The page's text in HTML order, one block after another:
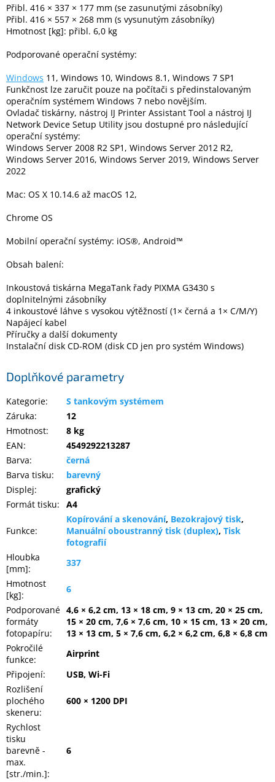
Přibl. 416 × 337 × 177 mm (se zasunutými zásobníky)
Přibl. 416 × 557 × 268 mm (s vysunutým zásobníky)
Hmotnost [kg]: přibl. 6,0 kg
Podporované operační systémy:
Windows 11, Windows 10, Windows 8.1, Windows 7 SP1
Funkčnost lze zaručit pouze na počítači s předinstalovaným
operačním systémem Windows 7 nebo novějším.
Ovladač tiskárny, nástroj IJ Printer Assistant Tool a nástroj IJ
Network Device Setup Utility jsou dostupné pro následující
operační systémy:
Windows Server 2008 R2 SP1, Windows Server 2012 R2,
Windows Server 2016, Windows Server 2019, Windows Server
2022
Mac: OS X 10.14.6 až macOS 12,
Chrome OS
Mobilní operační systémy: iOS®, Android™
Obsah balení:
Inkoustová tiskárna MegaTank řady PIXMA G3430 s
doplnitelnými zásobníky
4 inkoustové láhve s vysokou výtěžností (1× černá a 1× C/M/Y)
Napájecí kabel
Příručky a další dokumenty
Instalační disk CD-ROM (disk CD jen pro systém Windows)
Doplňkové parametry
Kategorie:
S tankovým systémem
Záruka:
12
Hmotnost:
8 kg
EAN:
4549292213287
Barva:
černá
Barva tisku:
barevný
Displej:
grafický
Formát tisku: A4
Funkce:
Kopírování a skenování, Bezokrajový tisk,
Manuální oboustranný tisk (duplex), Tisk
fotografií
Hloubka
[mm]:
337
Hmotnost
[kg]:
6
Podporované
formáty
fotopapíru:
4,6 × 6,2 cm, 13 × 18 cm, 9 × 13 cm, 20 × 25 cm,
15 × 20 cm, 7,6 × 7,6 cm, 10 × 15 cm, 13 × 20 cm,
13 × 13 cm, 5 × 7,6 cm, 6,2 × 6,2 cm, 6,8 × 6,8 cm
Pokročilé
funkce:
Airprint
Připojení:
USB, Wi-Fi
Rozlišení
plochého
skeneru:
600 × 1200 DPI
Rychlost
tisku
barevně -
max.
[str./min.]:
6